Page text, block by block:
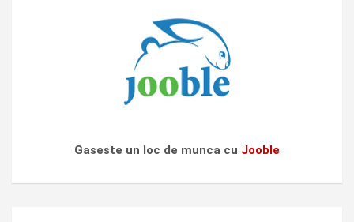
Gaseste un loc de munca cu Jooble